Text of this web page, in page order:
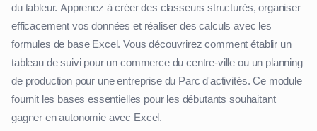
du tableur. Apprenez à créer des classeurs structurés, organiser
efficacement vos données et réaliser des calculs avec les
formules de base Excel. Vous découvrirez comment établir un
tableau de suivi pour un commerce du centre-ville ou un planning
de production pour une entreprise du Parc d'activités. Ce module
fournit les bases essentielles pour les débutants souhaitant
gagner en autonomie avec Excel.